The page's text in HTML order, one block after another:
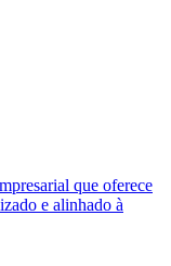
que oferece
e alinhado à